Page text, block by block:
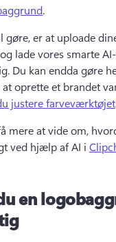
.
gøre, er at uploade
lade vores smarte
Du kan endda gøre
oprette et brandet
justere farveværktøjet
mere at vide om,
ved hjælp af AI i
en